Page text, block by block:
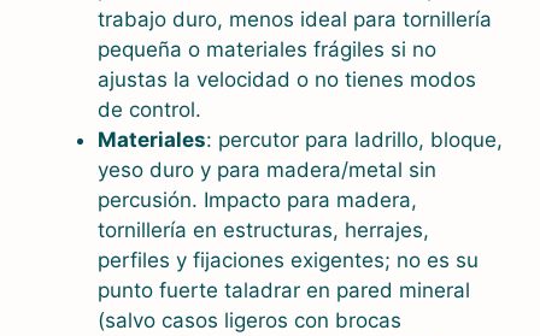
trabajo duro, menos ideal para tornillería
pequeña o materiales frágiles si no
ajustas la velocidad o no tienes modos
de control.
Materiales: percutor para ladrillo, bloque,
yeso duro y para madera/metal sin
percusión. Impacto para madera,
tornillería en estructuras, herrajes,
perfiles y fijaciones exigentes; no es su
punto fuerte taladrar en pared mineral
(salvo casos ligeros con brocas